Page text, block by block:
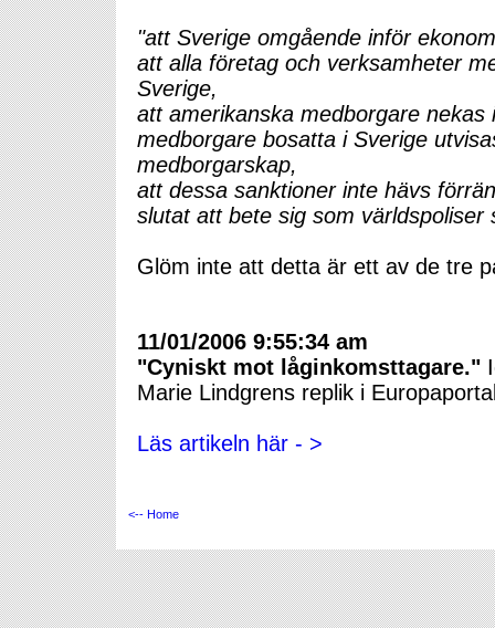
"att Sverige omgående inför
att alla företag och verksamheter
Sverige,
att amerikanska medborgare
medborgare bosatta i Sverige
medborgarskap,
att dessa sanktioner inte hävs
slutat att bete sig som
Glöm inte att detta är ett av de tre
11/01/2006 9:55:34 am
"Cyniskt mot låginkomsttagare."
Marie Lindgrens replik i
Läs artikeln här - >
<-- Home